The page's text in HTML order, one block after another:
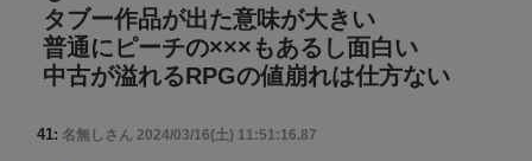
タブー作品が出た意味が大きい
普通にピーチの×××もあるし面白い
中古が溢れるRPGの値崩れは仕方ない
41: 名無しさん 2024/03/16(土) 11:51:16.87